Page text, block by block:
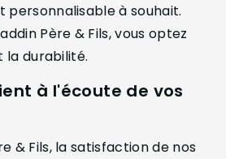
à souhait.
Père & Fils, vous optez
la durabilité.
à l'écoute de vos
& Fils, la satisfaction de nos